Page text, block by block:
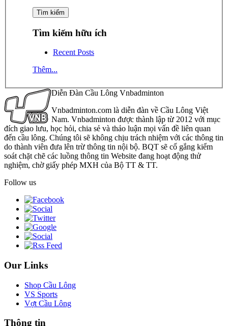
Tìm kiếm hữu ích
Recent Posts
Thêm...
Diễn Đàn Cầu Lông Vnbadminton
Vnbadminton.com là diễn đàn về Cầu Lông Việt
Nam. Vnbadminton được thành lập từ 2012 với mục
đích giao lưu, học hỏi, chia sẻ và thảo luận mọi vấn đề liên quan
đến cầu lông. Chúng tôi sẽ không chịu trách nhiệm với các thông tin
do thành viên đưa lên trừ thông tin nội bộ. BQT sẽ cố gắng kiểm
soát chặt chẽ các luồng thông tin Website đang hoạt động thử
nghiệm, chờ giấy phép MXH của Bộ TT & TT.
Follow us
Our Links
Shop Cầu Lông
VS Sports
Vợt Cầu Lông
Thông tin